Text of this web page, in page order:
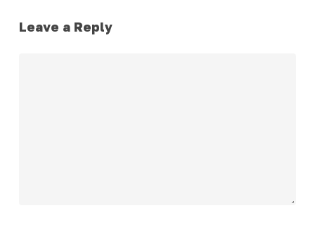
Leave a Reply